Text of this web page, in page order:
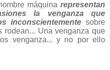
máquina representan
la venganza que
inconscientemente sobre
Una venganza que
venganza... y no por ello